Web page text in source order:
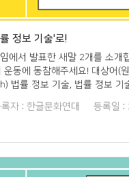
정보 기술'로!
에서 발표한 새말 2개를 소개
동에 동참해주세요! 대상어(
법률 정보 기술, 법률 정보 기
담 신청, 법령 검색 등을 구현
트폴리오 (green portfolio) 친
너지 등을 활용하여 수익을 창
자 : 한글문화연대 등록일 :